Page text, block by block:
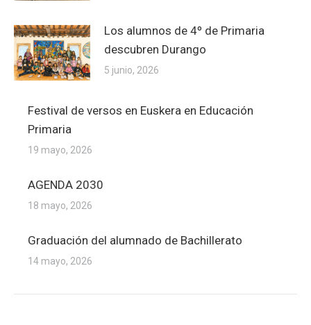
Los alumnos de 4º de Primaria
descubren Durango
5 junio, 2026
Festival de versos en Euskera en Educación
Primaria
19 mayo, 2026
AGENDA 2030
18 mayo, 2026
Graduación del alumnado de Bachillerato
14 mayo, 2026